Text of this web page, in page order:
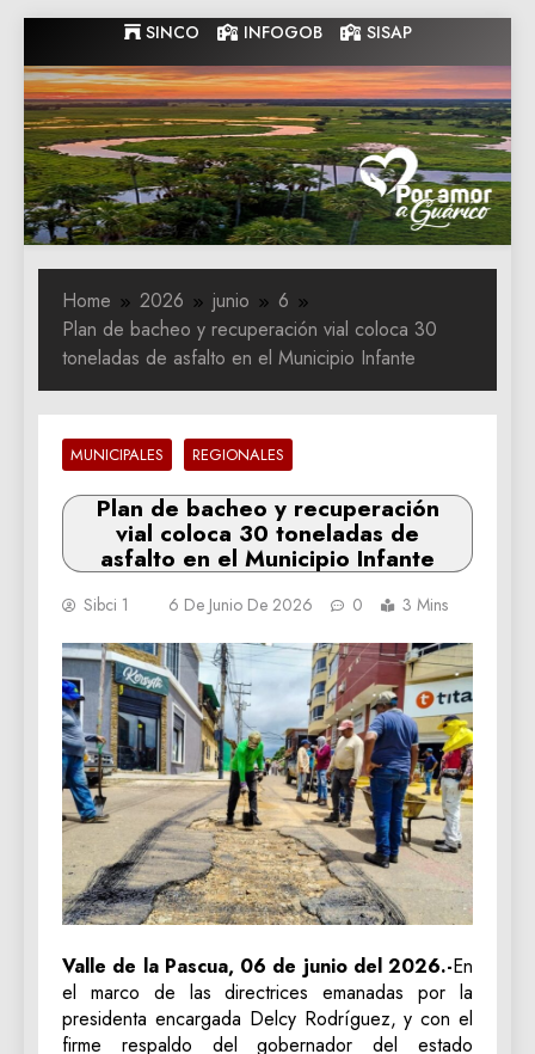
to
content
SINCO INFOGOB SISAP
Gobernacion
de Guarico
Gobernacion de Guarico
Home 2026 junio
6
Plan de bacheo y recuperación vial coloca 30
toneladas de asfalto en el Municipio Infante
MUNICIPALES REGIONALES
Plan de bacheo y recuperación
vial coloca 30 toneladas de
asfalto en el Municipio Infante
Sibci 1 6 De Junio De 2026 0 3 Mins
Valle de la Pascua, 06 de junio del 2026.-En
el marco de las directrices emanadas por la
presidenta encargada Delcy Rodríguez, y con el
firme respaldo del gobernador del estado